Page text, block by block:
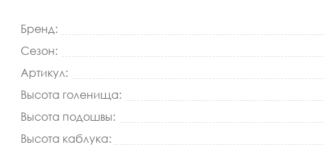
Бренд:
Сезон:
Артикул:
Высота голенища:
Высота подошвы:
Высота каблука: